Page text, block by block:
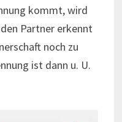
kommt, wird
Partner erkennt
noch zu
ist dann u. U.